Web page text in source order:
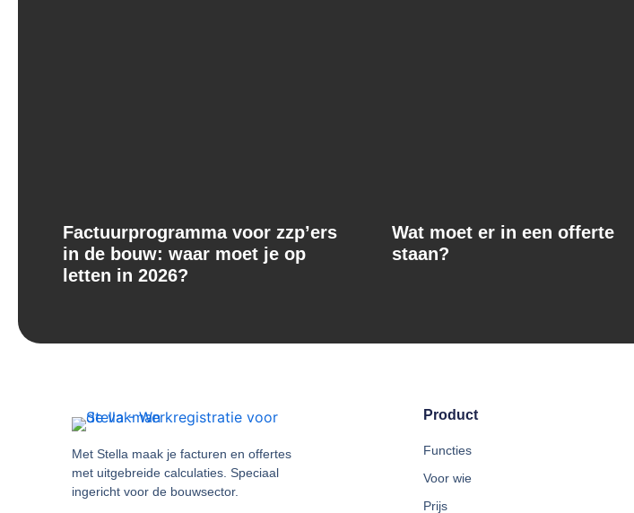
Factuurprogramma voor zzp’ers
in de bouw: waar moet je op
letten in 2026?
Wat moet er in een offerte
staan?
Met Stella maak je facturen en offertes
met uitgebreide calculaties. Speciaal
ingericht voor de bouwsector.
Product
Functies
Voor wie
Prijs